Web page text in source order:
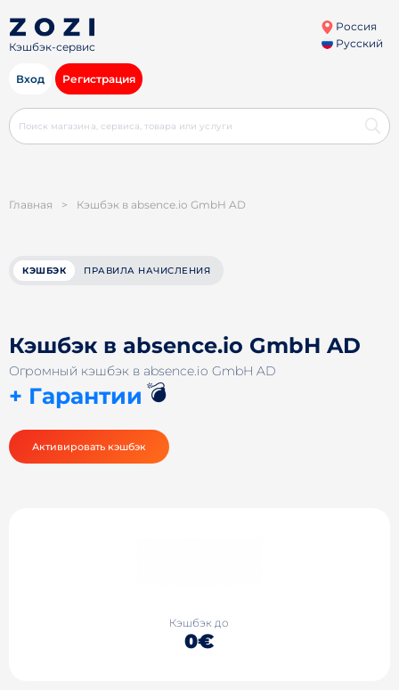
Кэшбэк-сервис
Россия
Русский
Вход Регистрация
Главная > Кэшбэк в absence.io GmbH AD
КЭШБЭК ПРАВИЛА НАЧИСЛЕНИЯ
Кэшбэк в absence.io GmbH AD
Огромный кэшбэк в absence.io GmbH AD
+ Гарантии 💣
Активировать кэшбэк
Кэшбэк до
0€